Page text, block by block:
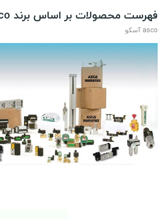
فهرست محصولات بر اساس برند Asco
asco آسکو